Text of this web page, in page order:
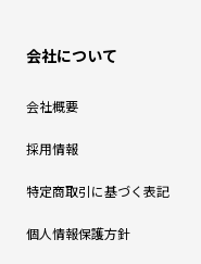
会社について
会社概要
採用情報
特定商取引に基づく表記
個人情報保護方針